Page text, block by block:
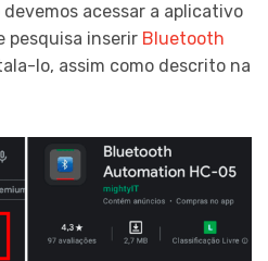
acessar a aplicativo
pesquisa inserir Bluetooth
lo, assim como descrito na